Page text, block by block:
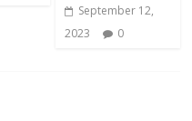
September 12,
2023
0